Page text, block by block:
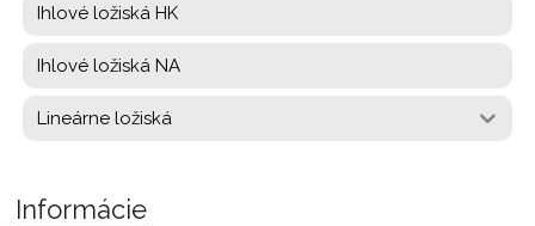
Ihlové ložiská HK
Ihlové ložiská NA
Lineárne ložiská
Informácie